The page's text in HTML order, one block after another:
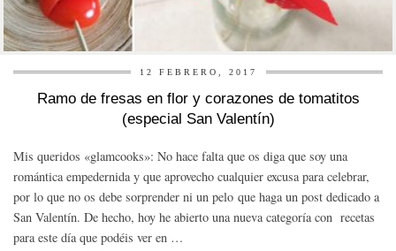
12 FEBRERO, 2017
Ramo de fresas en flor y corazones de tomatitos
(especial San Valentín)
Mis queridos «glamcooks»: No hace falta que os diga que soy una
romántica empedernida y que aprovecho cualquier excusa para celebrar,
por lo que no os debe sorprender ni un pelo que haga un post dedicado a
San Valentín. De hecho, hoy he abierto una nueva categoría con recetas
para este día que podéis ver en …